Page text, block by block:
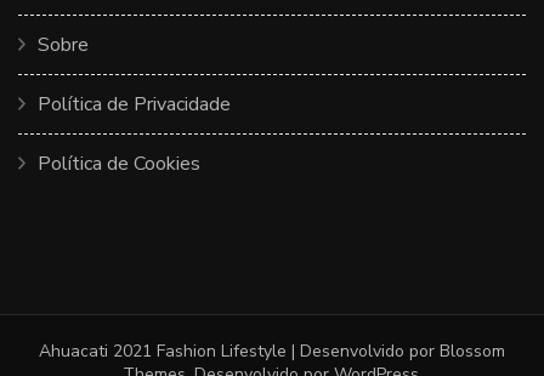
Sobre
Política de Privacidade
Política de Cookies
Ahuacati 2021 Fashion Lifestyle | Desenvolvido por Blossom